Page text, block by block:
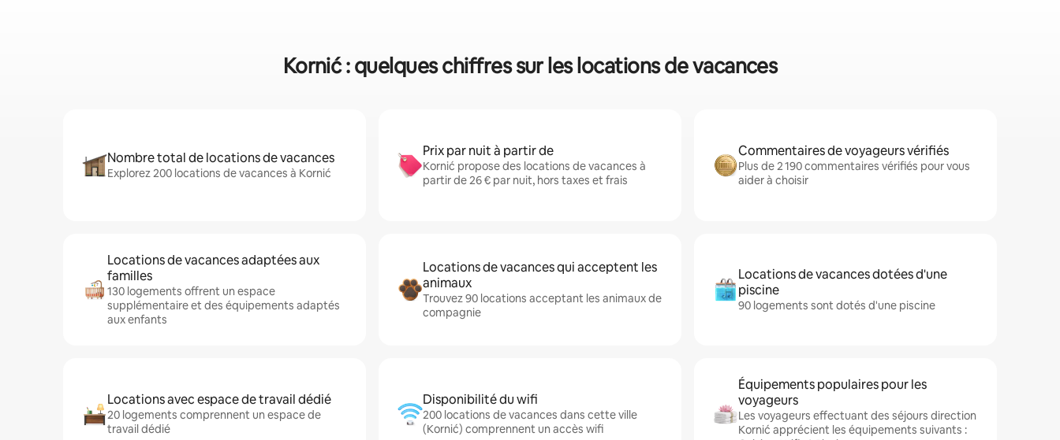
Kornić : quelques chiffres sur les locations de vacances
Nombre total de locations de vacances
Explorez 200 locations de vacances à Kornić
Prix par nuit à partir de
Kornić propose des locations de vacances à
partir de 26 € par nuit, hors taxes et frais
Commentaires de voyageurs vérifiés
Plus de 2 190 commentaires vérifiés pour vous
aider à choisir
Locations de vacances adaptées aux
familles
130 logements offrent un espace
supplémentaire et des équipements adaptés
aux enfants
Locations de vacances qui acceptent les
animaux
Trouvez 90 locations acceptant les animaux de
compagnie
Locations de vacances dotées d'une
piscine
90 logements sont dotés d'une piscine
Locations avec espace de travail dédié
20 logements comprennent un espace de
travail dédié
Disponibilité du wifi
200 locations de vacances dans cette ville
(Kornić) comprennent un accès wifi
Équipements populaires pour les
voyageurs
Les voyageurs effectuant des séjours direction
Kornić apprécient les équipements suivants :